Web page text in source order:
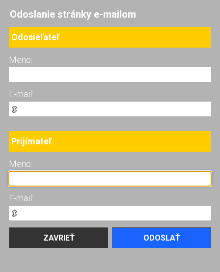
Odoslanie stránky e-mailom
Odosieľateľ
Meno:
E-mail:
Prijímateľ
Meno:
E-mail: